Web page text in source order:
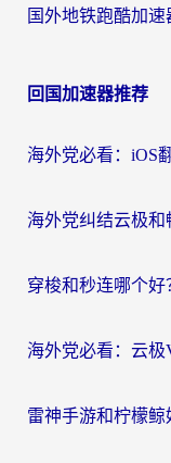
回国加速器推荐